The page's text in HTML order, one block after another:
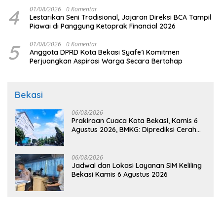
4 01/08/2026 0 Komentar
Lestarikan Seni Tradisional, Jajaran Direksi BCA Tampil
Piawai di Panggung Ketoprak Financial 2026
5 01/08/2026 0 Komentar
Anggota DPRD Kota Bekasi Syafe’i Komitmen
Perjuangkan Aspirasi Warga Secara Bertahap
Bekasi
06/08/2026
Prakiraan Cuaca Kota Bekasi, Kamis 6
Agustus 2026, BMKG: Diprediksi Cerah
06/08/2026
Jadwal dan Lokasi Layanan SIM Keliling
Bekasi Kamis 6 Agustus 2026